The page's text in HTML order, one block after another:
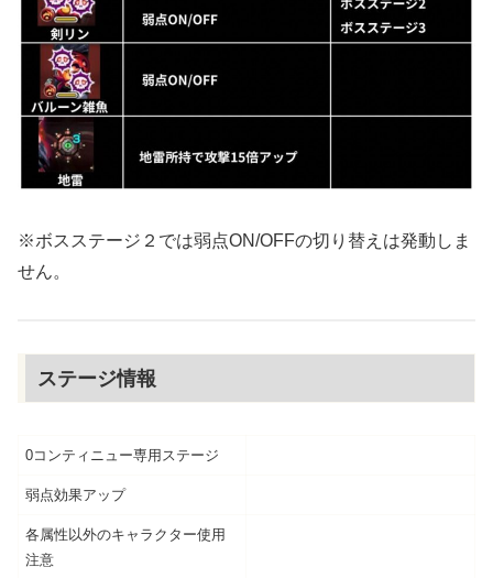
※ボスステージ２では弱点ON/OFFの切り替えは発動しま
せん。
ステージ情報
0コンティニュー専用ステージ
弱点効果アップ
各属性以外のキャラクター使用
注意